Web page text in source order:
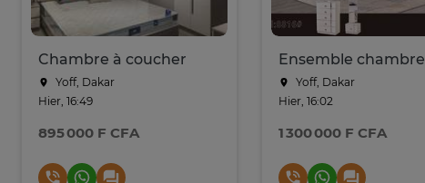
Chambre à coucher
Yoff, Dakar
Hier, 16:49
895 000 F CFA
Yoff, Dakar
Hier, 16:02
1 300 000 F CFA